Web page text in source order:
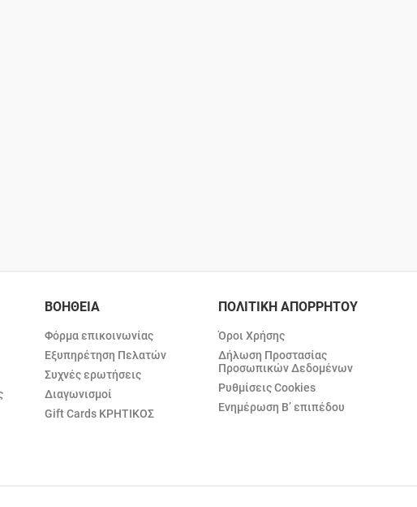
ΒΟΗΘΕΙΑ
Φόρμα επικοινωνίας
Εξυπηρέτηση Πελατών
Συχνές ερωτήσεις
Διαγωνισμοί
Gift Cards ΚΡΗΤΙΚΟΣ
ΠΟΛΙΤΙΚΗ ΑΠΟΡΡΗΤΟΥ
Όροι Χρήσης
Δήλωση Προστασίας
Προσωπικών Δεδομένων
Ρυθμίσεις Cookies
Ενημέρωση Β’ επιπέδου